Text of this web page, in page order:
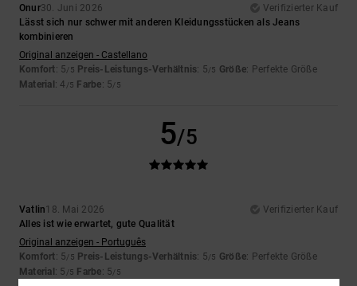
Onur30. Juni 2026
Verifizierter Kauf
Lässt sich nur schwer mit anderen Kleidungsstücken als Jeans
kombinieren
Original anzeigen - Castellano
Komfort: 5/5 Preis-Leistungs-Verhältnis: 5/5 Größe: Perfekte Größe
Material : 4 /5 Farbe: 5/5
5/5
Vatlin18. Mai 2026
Verifizierter Kauf
Alles ist wie erwartet, gute Qualität
Original anzeigen - Português
Komfort: 5/5 Preis-Leistungs-Verhältnis: 5/5 Größe: Perfekte Größe
Material : 5 /5 Farbe: 5/5